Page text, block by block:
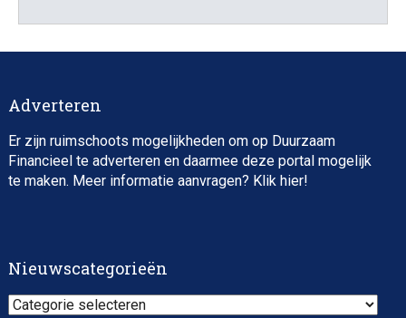
Adverteren
Er zijn ruimschoots mogelijkheden om op Duurzaam
Financieel te adverteren en daarmee deze portal mogelijk
te maken. Meer informatie aanvragen? Klik hier!
Nieuwscategorieën
Nieuwscategorieën